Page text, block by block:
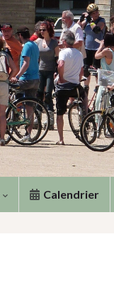
Calendrier